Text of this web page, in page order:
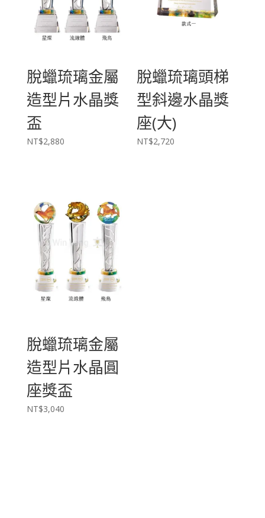
脫蠟琉璃金屬
造型片水晶獎
盃
NT$2,880
脫蠟琉璃頭梯
型斜邊水晶獎
座(大)
NT$2,720
脫蠟琉璃金屬
造型片水晶圓
座獎盃
NT$3,040